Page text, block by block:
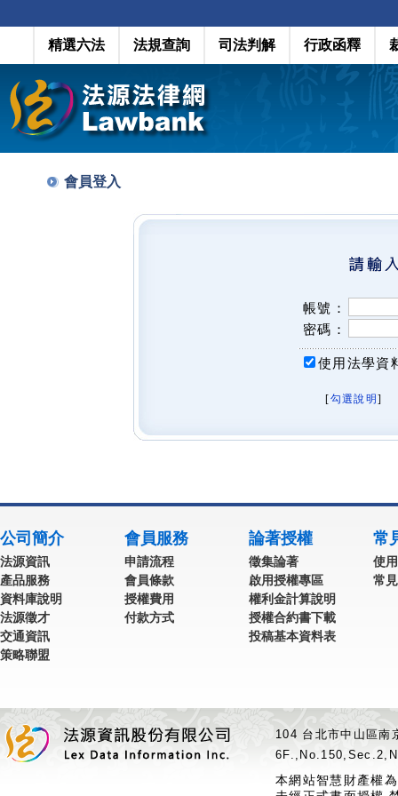
精選六法 法規查詢 司法判解 行政函釋
會員登入
帳號：
密碼：
使用法學資
[勾選說明 ]
公司簡介
法源資訊
產品服務
資料庫說明
法源徵才
交通資訊
策略聯盟
會員服務
申請流程
會員條款
授權費用
付款方式
論著授權
徵集論著
啟用授權專區
權利金計算說明
授權合約書下載
投稿基本資料表
常
使
常
104 台北市中山區
本網站智慧財產權